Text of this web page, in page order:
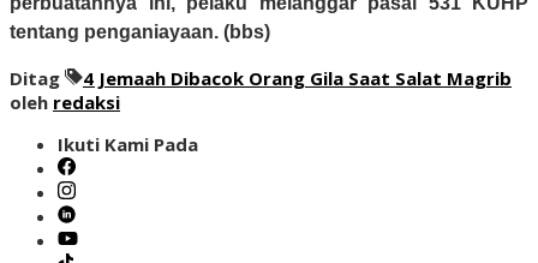
tentang penganiayaan. (bbs)
Ditag
4 Jemaah Dibacok Orang Gila Saat Salat Magrib
oleh redaksi
Ikuti Kami Pada